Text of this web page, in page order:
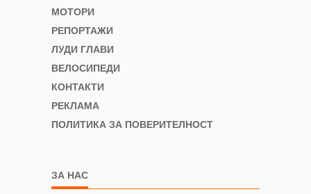
МОТОРИ
РЕПОРТАЖИ
ЛУДИ ГЛАВИ
ВЕЛОСИПЕДИ
КОНТАКТИ
РЕКЛАМА
ПОЛИТИКА ЗА ПОВЕРИТЕЛНОСТ
ЗА НАС